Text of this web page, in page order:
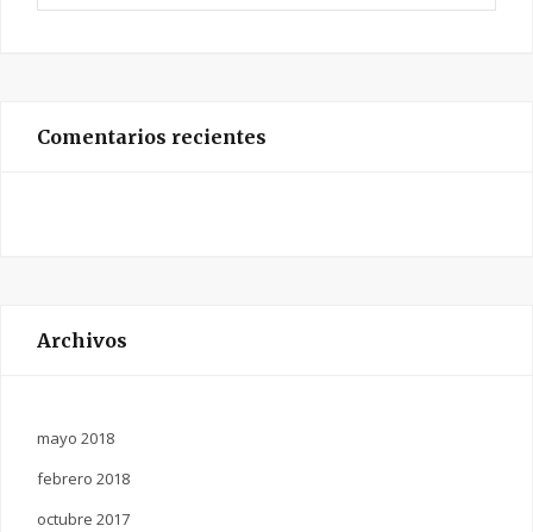
for:
Comentarios recientes
Archivos
mayo 2018
febrero 2018
octubre 2017